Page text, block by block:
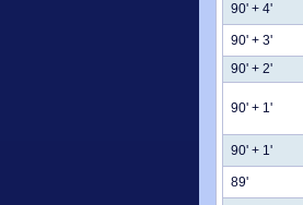
90' + 4'
90' + 3'
90' + 2'
90' + 1'
90' + 1'
89'